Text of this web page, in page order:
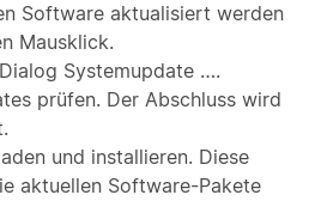
Software aktualisiert werden
Mausklick.
Systemupdate ….
prüfen. Der Abschluss wird
und installieren. Diese
aktuellen Software-Pakete